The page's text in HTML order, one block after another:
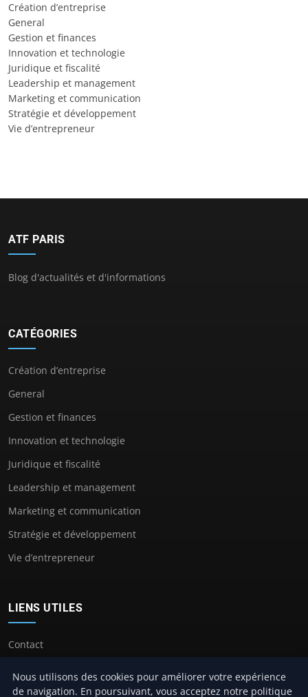
Création d’entreprise
General
Gestion et finances
Innovation et technologie
Juridique et fiscalité
Leadership et management
Marketing et communication
Stratégie et développement
Vie d’entrepreneur
ATF PARIS
Blog d'actualités et d'informations
CATÉGORIES
Création d’entreprise
General
Gestion et finances
Innovation et technologie
Juridique et fiscalité
Leadership et management
Marketing et communication
Stratégie et développement
Vie d’entrepreneur
LIENS UTILES
Contact
Nous utilisons des cookies pour améliorer votre expérience
de navigation. En poursuivant, vous acceptez notre politique